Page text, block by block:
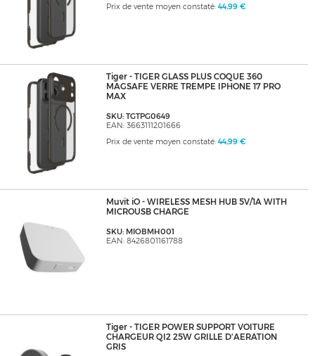
Prix de vente moyen constaté: 44,99 €
Tiger - TIGER GLASS PLUS COQUE 360
MAGSAFE VERRE TREMPE IPHONE 17 PRO
MAX
SKU: TGTPG0649
EAN: 3663111201666
Prix de vente moyen constaté: 44,99 €
Muvit iO - WIRELESS MESH HUB 5V/1A WITH
MICROUSB CHARGE
SKU: MIOBMH001
EAN: 8426801161788
Tiger - TIGER POWER SUPPORT VOITURE
CHARGEUR QI2 25W GRILLE D'AERATION
GRIS